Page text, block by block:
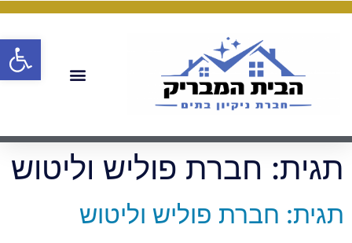
תגית: חברת פוליש וליטוש
תגית: חברת פוליש וליטוש